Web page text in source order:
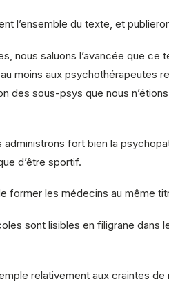
l’ensemble du texte, et
nous saluons l’avancée que
moins aux psychothérapeutes
des sous-psys que nous
fort bien la
d’être sportif.
former les médecins au même
sont lisibles en filigrane
relativement aux craintes